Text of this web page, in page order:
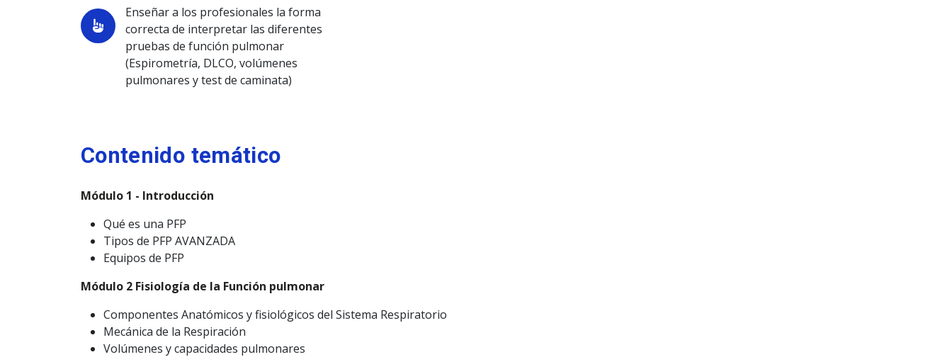
Enseñar a los profesionales la forma
correcta de interpretar las diferentes
pruebas de función pulmonar
(Espirometría, DLCO, volúmenes
pulmonares y test de caminata)
Contenido temático
Módulo 1 - Introducción
Qué es una PFP
Tipos de PFP AVANZADA
Equipos de PFP
Módulo 2 Fisiología de la Función pulmonar
Componentes Anatómicos y fisiológicos del Sistema Respiratorio
Mecánica de la Respiración
Volúmenes y capacidades pulmonares